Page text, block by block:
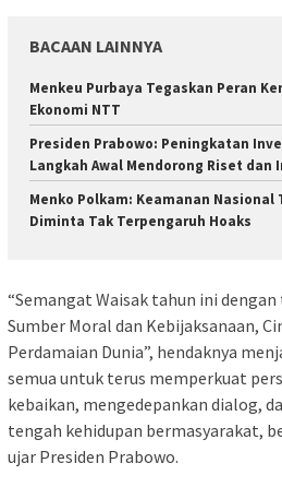
BACAAN LAINNYA
Menkeu Purbaya Tegaskan Peran
Ekonomi NTT
Presiden Prabowo: Peningkatan
Langkah Awal Mendorong Riset dan
Menko Polkam: Keamanan
Diminta Tak Terpengaruh Hoaks
“Semangat Waisak tahun ini
Sumber Moral dan Kebijaksanaan,
Perdamaian Dunia”, hendaknya
semua untuk terus memperkuat
kebaikan, mengedepankan dialog,
tengah kehidupan bermasyarakat,
ujar Presiden Prabowo.